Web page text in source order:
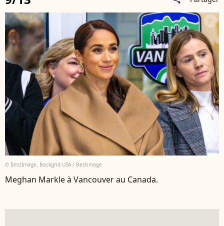
© BestImage, Backgrid USA / Bestimage
Meghan Markle à Vancouver au Canada.